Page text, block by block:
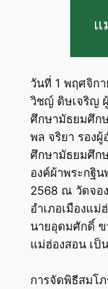
แ
วันที่ 1 พฤศจิก
วิชญ์ ดิษเจริญ
ศึกษามัธยมศึก
พล จริยา รองผู้
ศึกษามัธยมศึก
องค์ผ้าพระกฐิ
2568 ณ วัดจอ
อำเภอเมืองแ
นายอุดมศักดิ์ ข
แม่ฮ่องสอน เป็
การจัดพิธีสมโ